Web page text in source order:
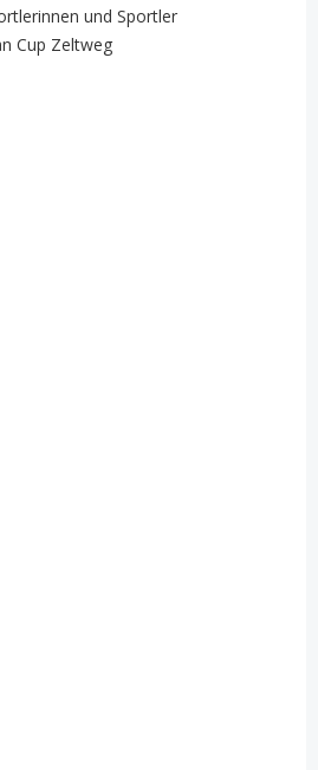
und Sportler
Cup Zeltweg